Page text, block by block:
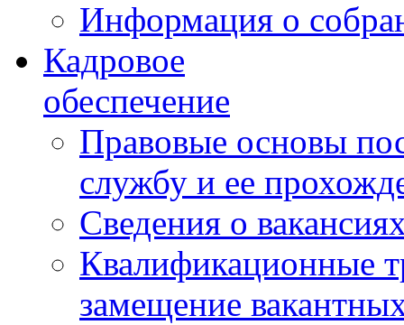
Информация о
Кадровое
обеспечение
Правовые основы
службу и ее
Сведения о
Квалификационные
замещение